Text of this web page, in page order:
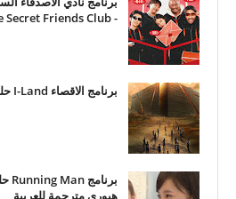
- The Secret Friends Club
برنامج الاقصاء I-Land حلقة 1 مترجمة للعربية
هيوري مترجمة للعربية